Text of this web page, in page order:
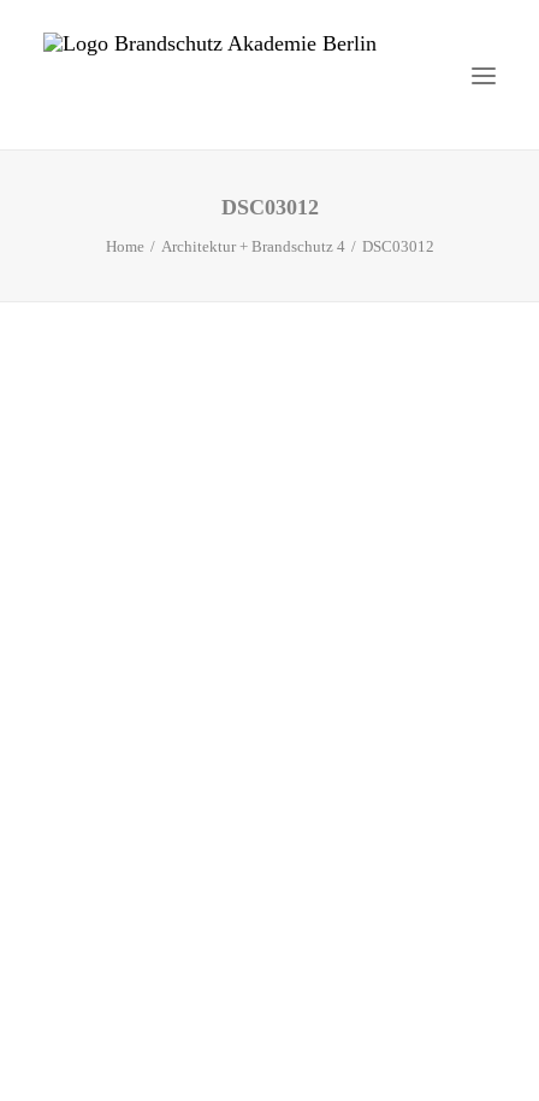
DSC03012
Home Architektur + Brandschutz 4 DSC03012